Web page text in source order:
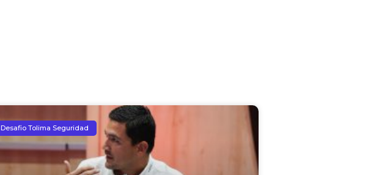
Desafio Tolima Seguridad